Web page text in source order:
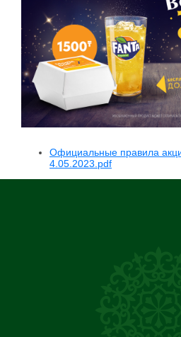
Официальные правила
4.05.2023.pdf